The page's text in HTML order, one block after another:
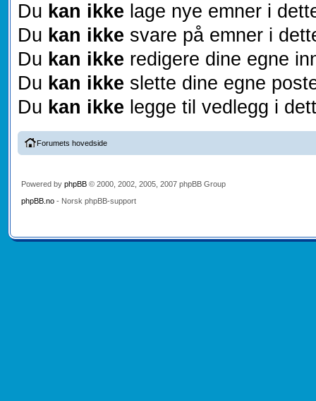
Du kan ikke lage nye emner i
Du kan ikke svare på emner i
Du kan ikke redigere dine egne
Du kan ikke slette dine egne
Du kan ikke legge til vedlegg i
Forumets hovedside
Powered by phpBB© 2000, 2002, 2005, 2007 phpBB Group
phpBB.no- Norsk phpBB-support